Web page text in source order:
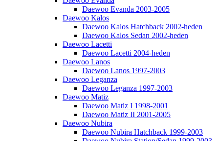
Daewoo Evanda 2003-2005
Daewoo Kalos
Daewoo Kalos Hatchback 2002-heden
Daewoo Kalos Sedan 2002-heden
Daewoo Lacetti
Daewoo Lacetti 2004-heden
Daewoo Lanos
Daewoo Lanos 1997-2003
Daewoo Leganza
Daewoo Leganza 1997-2003
Daewoo Matiz
Daewoo Matiz I 1998-2001
Daewoo Matiz II 2001-2005
Daewoo Nubira
Daewoo Nubira Hatchback 1999-2003